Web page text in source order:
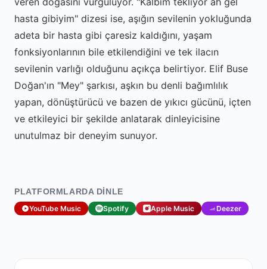
hasta gibiyim" dizesi ise, aşığın sevilenin yokluğunda
adeta bir hasta gibi çaresiz kaldığını, yaşam
fonksiyonlarının bile etkilendiğini ve tek ilacın
sevilenin varlığı olduğunu açıkça belirtiyor. Elif Buse
Doğan'ın "Mey" şarkısı, aşkın bu denli bağımlılık
yapan, dönüştürücü ve bazen de yıkıcı gücünü, içten
ve etkileyici bir şekilde anlatarak dinleyicisine
unutulmaz bir deneyim sunuyor.
PLATFORMLARDA DINLE
YouTube Music Spotify Apple Music Deezer